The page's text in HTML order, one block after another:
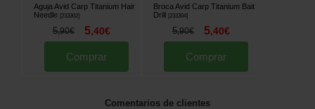
Aguja Avid Carp Titanium Hair
Needle [233302]
5,90€ 5,40€
Comprar
Broca Avid Carp Titanium Bait
Drill [233304]
5,90€ 5,40€
Comprar
Comentarios de clientes